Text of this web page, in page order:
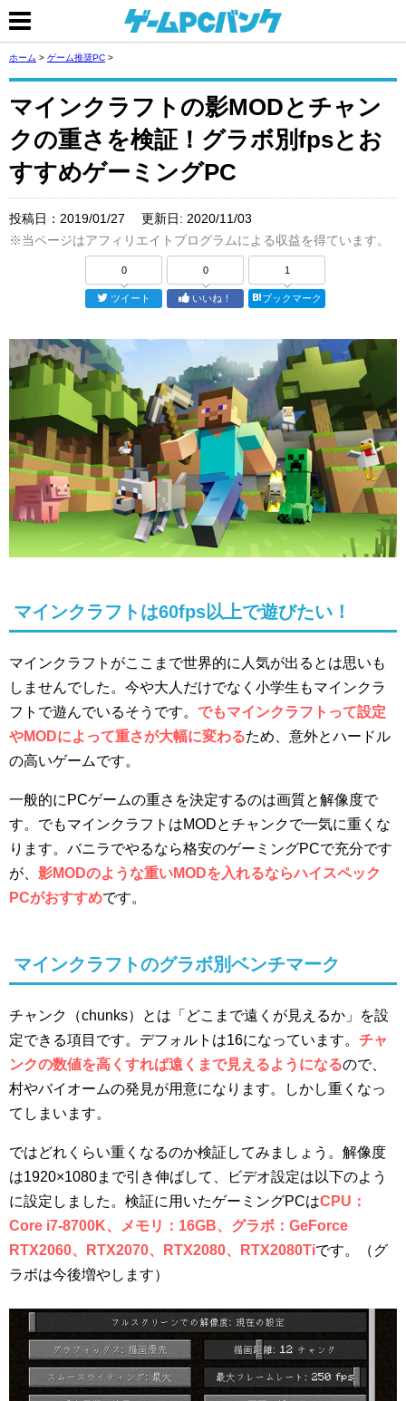
ホーム > ゲーム推奨PC >
マインクラフトの影MODとチャン
クの重さを検証！グラボ別fpsとお
すすめゲーミングPC
投稿日： 2019/01/27 更新日: 2020/11/03
※当ページはアフィリエイトプログラムによる収益を得ています。
0
ツイート
0
いいね！
1
ブックマーク
マインクラフトは60fps以上で遊びたい！
マインクラフトがここまで世界的に人気が出るとは思いも
しませんでした。今や大人だけでなく小学生もマインクラ
フトで遊んでいるそうです。 でもマインクラフトって設定
やMODによって重さが大幅に変わるため、意外とハードル
の高いゲームです。
一般的にPCゲームの重さを決定するのは画質と解像度で
す。でもマインクラフトはMODとチャンクで一気に重くな
ります。バニラでやるなら格安のゲーミングPCで充分です
が、 影MODのような重いMODを入れるならハイスペック
PCがおすすめです。
マインクラフトのグラボ別ベンチマーク
チャンク（chunks）とは「どこまで遠くが見えるか」を設
定できる項目です。デフォルトは16になっています。 チャ
ンクの数値を高くすれば遠くまで見えるようになるので、
村やバイオームの発見が用意になります。しかし重くなっ
てしまいます。
ではどれくらい重くなるのか検証してみましょう。解像度
は1920×1080まで引き伸ばして、ビデオ設定は以下のよう
に設定しました。検証に用いたゲーミングPCはCPU：
Core i7-8700K、メモリ：16GB、グラボ：GeForce
RTX2060、RTX2070、RTX2080、RTX2080Tiです。（グ
ラボは今後増やします）